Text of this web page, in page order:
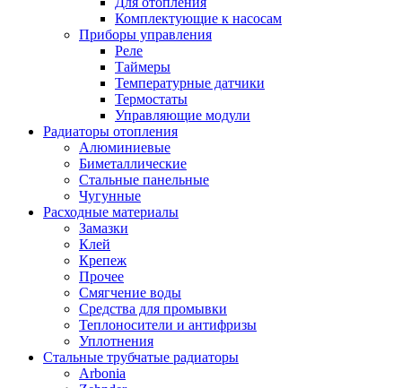
Комплектующие к насосам
Приборы управления
Реле
Таймеры
Температурные датчики
Термостаты
Управляющие модули
Радиаторы отопления
Алюминиевые
Биметаллические
Стальные панельные
Чугунные
Расходные материалы
Замазки
Клей
Крепеж
Прочее
Смягчение воды
Средства для промывки
Теплоносители и антифризы
Уплотнения
Стальные трубчатые радиаторы
Arbonia